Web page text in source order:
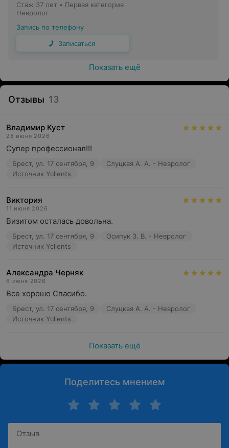
Стаж 37 лет • Первая категория
Невролог
Запись по телефону
Записаться
Показать ещё
Отзывы 13
Владимир Куст
28 июня 2026
Супер профессионал!!!
Брест, ул. 17 сентября, 9
Слуцкая А. А. - Невролог
Источник Yclients
Виктория
11 июня 2026
Визитом осталась довольна.
Брест, ул. 17 сентября, 9
Осипук З. В. - Невролог
Источник Yclients
Александра Черняк
6 июня 2026
Все хорошо Спасибо.
Брест, ул. 17 сентября, 9
Слуцкая А. А. - Невролог
Источник Yclients
Показать ещё
Поделитесь мнением